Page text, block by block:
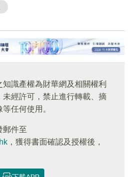
識產權為財華網及相關權利
未經許可，禁止進行轉載、摘
任何使用。
郵件至
，獲得書面確認及授權後，